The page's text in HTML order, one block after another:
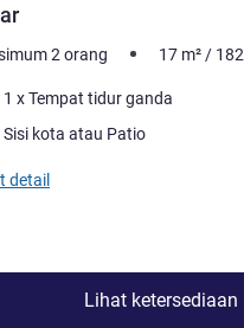
2 orang 17 m² / 182
1 x Tempat tidur ganda
Sisi kota atau Patio
detail
Lihat ketersediaan